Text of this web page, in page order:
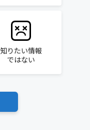
知りたい情報
ではない